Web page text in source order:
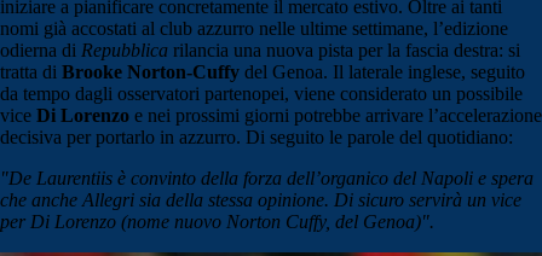
iniziare a pianificare concretamente il mercato estivo. Oltre ai tanti
nomi già accostati al club azzurro nelle ultime settimane, l’edizione
odierna di Repubblica rilancia una nuova pista per la fascia destra: si
tratta di Brooke Norton-Cuffy del Genoa. Il laterale inglese, seguito
da tempo dagli osservatori partenopei, viene considerato un possibile
vice Di Lorenzo e nei prossimi giorni potrebbe arrivare l’accelerazione
decisiva per portarlo in azzurro. Di seguito le parole del quotidiano:
"De Laurentiis è convinto della forza dell’organico del Napoli e spera
che anche Allegri sia della stessa opinione. Di sicuro servirà un vice
per Di Lorenzo (nome nuovo Norton Cuffy, del Genoa)".